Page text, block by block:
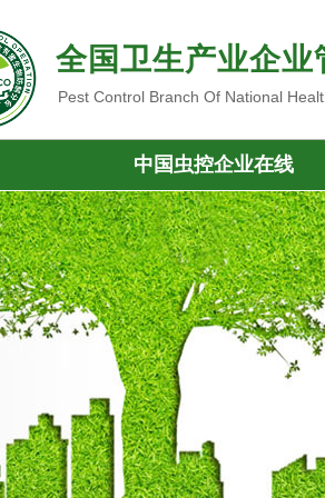
全国卫生产业企
Pest Control Branch Of National
中国虫控企业在线